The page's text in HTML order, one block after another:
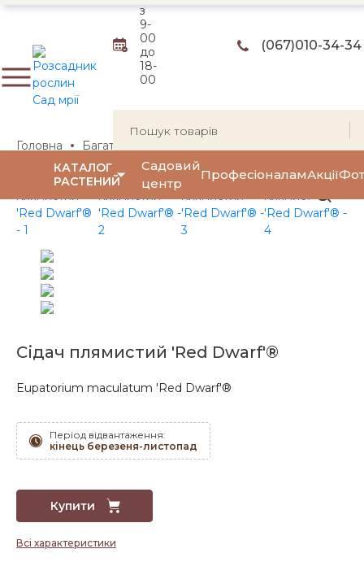
з
9-
00
до
18-
00
(067)010-34-34
КАТАЛОГ
РАСТЕНИЙ
Садовий
центр
ПрофесіоналамАкції
Головна Багаторічні квіти та трави
Сідач плямистий 'Red Dwarf'®
Eupatorium maculatum 'Red Dwarf'®
Період відвантаження:
кінець березеня-листопад
Купити
Всі характеристики